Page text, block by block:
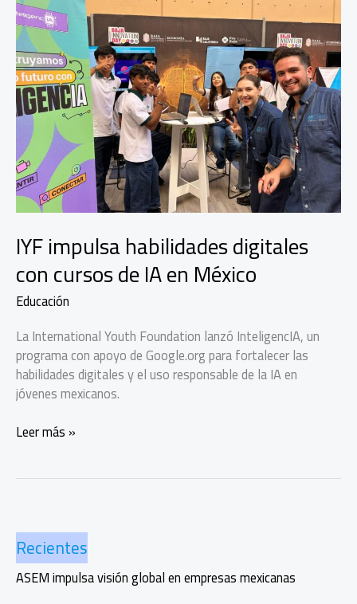
IYF impulsa habilidades digitales
con cursos de IA en México
Educación
La International Youth Foundation lanzó InteligencIA, un
programa con apoyo de Google.org para fortalecer las
habilidades digitales y el uso responsable de la IA en
jóvenes mexicanos.
IYF
cursos
de
IA
en
Leer más »
Recientes
ASEM impulsa visión global en empresas mexicanas